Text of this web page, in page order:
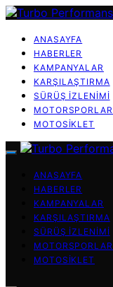
ANASAYFA
HABERLER
KAMPANYALAR
KARŞILAŞTIRMA
SÜRÜŞ İZLENIMI
MOTOSIKLET
ANASAYFA
HABERLER
KAMPANYALAR
KARŞILAŞTIRMA
SÜRÜŞ İZLENIMI
MOTOSIKLET